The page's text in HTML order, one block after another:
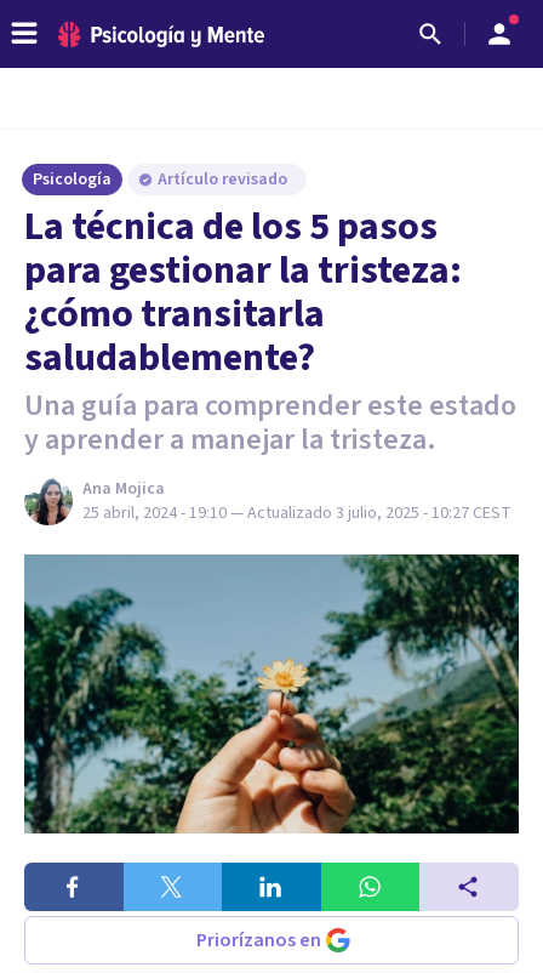
Psicología Artículo revisado
La técnica de los 5 pasos
para gestionar la tristeza:
¿cómo transitarla
saludablemente?
Una guía para comprender este estado
y aprender a manejar la tristeza.
Ana Mojica
25 abril, 2024 - 19:10— Actualizado 3 julio, 2025 - 10:27 CEST
Priorízanos en